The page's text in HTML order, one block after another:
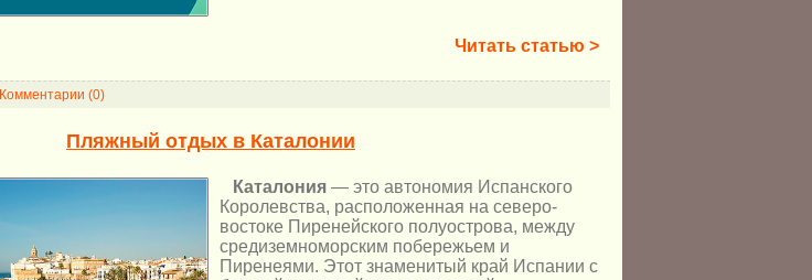
Читать статью >
Комментарии (0)
Пляжный отдых в Каталонии
Каталония — это автономия Испанского
Королевства, расположенная на северо-
востоке Пиренейского полуострова, между
средиземноморским побережьем и
Пиренеями. Этот знаменитый край Испании с